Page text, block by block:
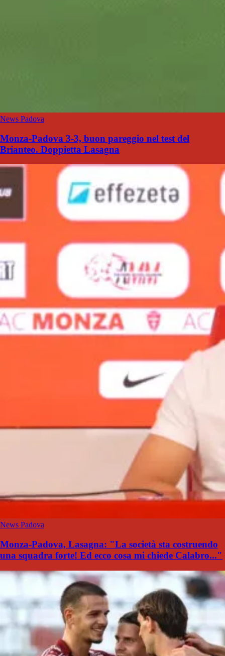
News Padova
Monza-Padova 3-3, buon pareggio nel test del
Brianteo. Doppietta Lasagna
News Padova
Monza-Padova, Lasagna: "La società sta costruendo
una squadra forte! Ed ecco cosa mi chiede Calabro..."